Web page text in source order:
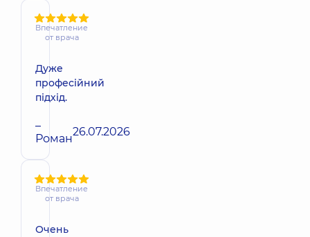
Впечатление
от врача
Дуже
професійний
підхід.
–
Роман26.07.2026
Впечатление
от врача
Очень